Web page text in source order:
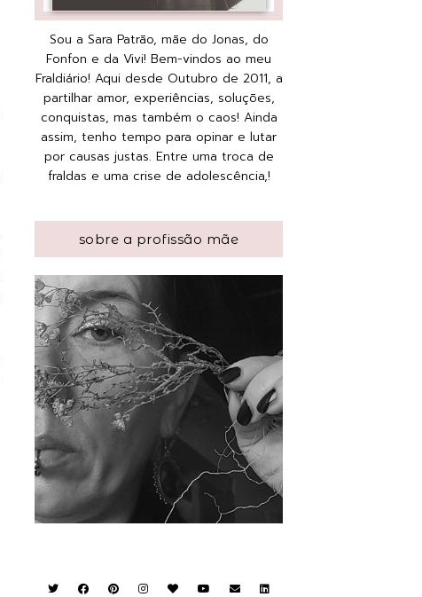
Sou a Sara Patrão, mãe do Jonas, do
Fonfon e da Vivi! Bem-vindos ao meu
Fraldiário! Aqui desde Outubro de 2011, a
partilhar amor, experiências, soluções,
conquistas, mas também o caos! Ainda
assim, tenho tempo para opinar e lutar
por causas justas. Entre uma troca de
fraldas e uma crise de adolescência,!
sobre a profissão mãe